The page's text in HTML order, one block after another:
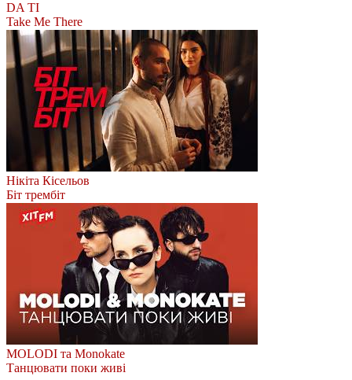
DA TI
Take Me There
Нікіта Кісельов
Біт трембіт
MOLODI та Monokate
Танцювати поки живі